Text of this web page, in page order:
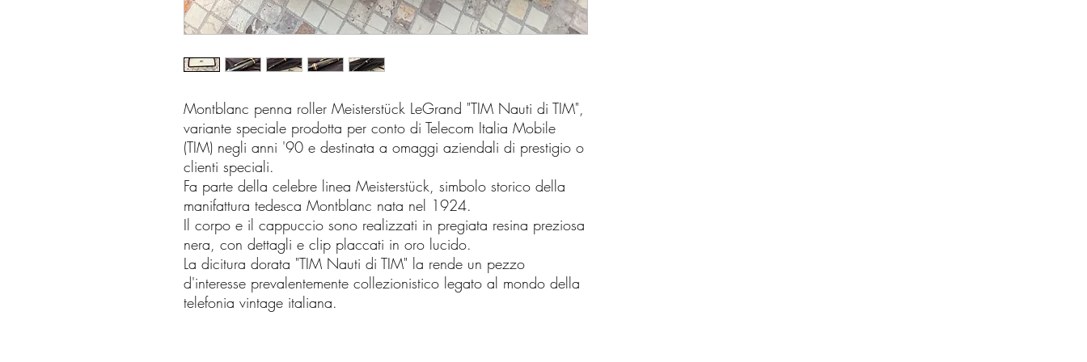
Montblanc penna roller Meisterstück LeGrand "TIM Nauti di TIM",
variante speciale prodotta per conto di Telecom Italia Mobile
(TIM) negli anni '90 e destinata a omaggi aziendali di prestigio o
clienti speciali.
Fa parte della celebre linea Meisterstück, simbolo storico della
manifattura tedesca Montblanc nata nel 1924.
Il corpo e il cappuccio sono realizzati in pregiata resina preziosa
nera, con dettagli e clip placcati in oro lucido.
La dicitura dorata "TIM Nauti di TIM" la rende un pezzo
d'interesse prevalentemente collezionistico legato al mondo della
telefonia vintage italiana.